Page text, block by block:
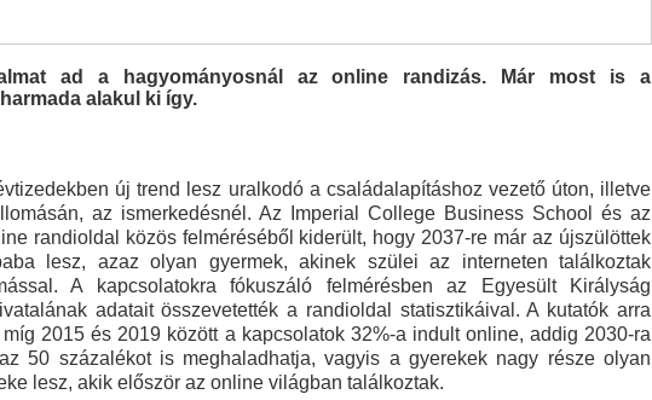
ad a hagyományosnál az online randizás. Már most is a
alakul ki így.
új trend lesz uralkodó a családalapításhoz vezető úton, illetve
az ismerkedésnél. Az Imperial College Business School és az
randioldal közös felméréséből kiderült, hogy 2037-re már az újszülöttek
lesz, azaz olyan gyermek, akinek szülei az interneten találkoztak
A kapcsolatokra fókuszáló felmérésben az Egyesült Királyság
adatait összevetették a randioldal statisztikáival. A kutatók arra
míg 2015 és 2019 között a kapcsolatok 32%-a indult online, addig 2030-ra
50 százalékot is meghaladhatja, vagyis a gyerekek nagy része olyan
lesz, akik először az online világban találkoztak.